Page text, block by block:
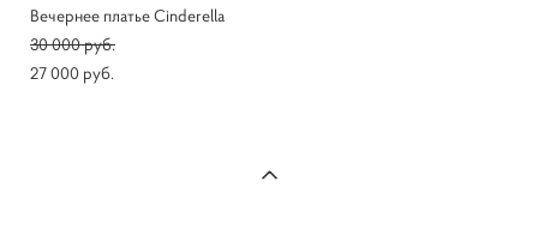
Вечернее платье Cinderella
30 000 pуб.
27 000 pуб.